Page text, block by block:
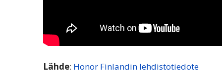
Lähde: Honor Finlandin lehdistötiedote